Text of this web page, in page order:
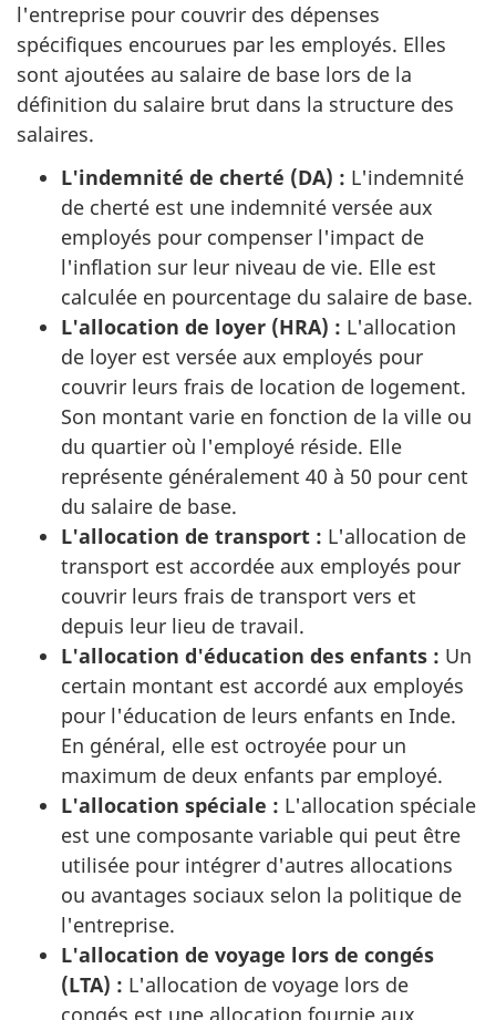
l'entreprise pour couvrir des dépenses
spécifiques encourues par les employés. Elles
sont ajoutées au salaire de base lors de la
définition du salaire brut dans la structure des
salaires.
L'indemnité de cherté (DA) : L'indemnité
de cherté est une indemnité versée aux
employés pour compenser l'impact de
l'inflation sur leur niveau de vie. Elle est
calculée en pourcentage du salaire de base.
L'allocation de loyer (HRA) : L'allocation
de loyer est versée aux employés pour
couvrir leurs frais de location de logement.
Son montant varie en fonction de la ville ou
du quartier où l'employé réside. Elle
représente généralement 40 à 50 pour cent
du salaire de base.
L'allocation de transport : L'allocation de
transport est accordée aux employés pour
couvrir leurs frais de transport vers et
depuis leur lieu de travail.
L'allocation d'éducation des enfants : Un
certain montant est accordé aux employés
pour l'éducation de leurs enfants en Inde.
En général, elle est octroyée pour un
maximum de deux enfants par employé.
L'allocation spéciale : L'allocation spéciale
est une composante variable qui peut être
utilisée pour intégrer d'autres allocations
ou avantages sociaux selon la politique de
l'entreprise.
L'allocation de voyage lors de congés
(LTA) : L'allocation de voyage lors de
congés est une allocation fournie aux